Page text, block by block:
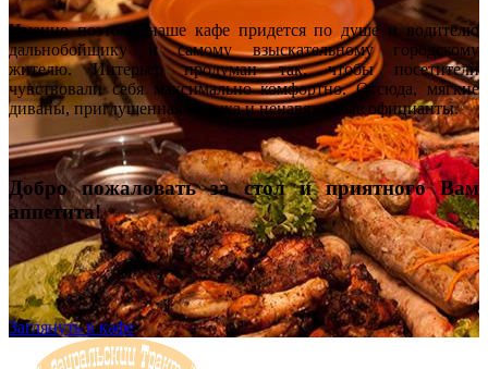
Именно поэтому наше кафе придется по душе и водителю
дальнобойщику и самому взыскательному городскому
жителю. Интерьер продуман так, чтобы посетители
чувствовали себя максимально комфортно. Отсюда, мягкие
диваны, приглушенная музыка и ненавязчивые официанты.
Добро пожаловать за стол и приятного Вам
аппетита!
Заглянуть в кафе